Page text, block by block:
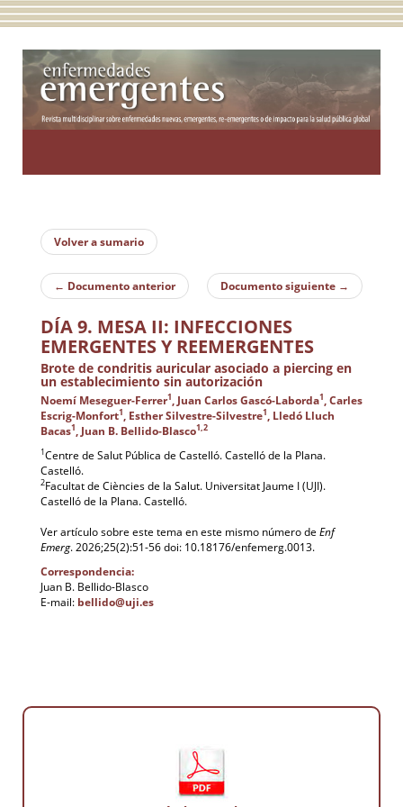
Volver a sumario
← Documento anterior Documento siguiente →
DÍA 9. MESA II: INFECCIONES
EMERGENTES Y REEMERGENTES
Brote de condritis auricular asociado a piercing en
un establecimiento sin autorización
Noemí Meseguer-Ferrer1, Juan Carlos Gascó-Laborda1, Carles
Escrig-Monfort1, Esther Silvestre-Silvestre1, Lledó Lluch
Bacas1, Juan B. Bellido-Blasco1,2
1Centre de Salut Pública de Castelló. Castelló de la Plana.
Castelló.
2Facultat de Ciències de la Salut. Universitat Jaume I (UJI).
Castelló de la Plana. Castelló.
Ver artículo sobre este tema en este mismo número de Enf
Emerg. 2026;25(2):51-56 doi: 10.18176/enfemerg.0013.
Correspondencia:
Juan B. Bellido-Blasco
E-mail: bellido@uji.es